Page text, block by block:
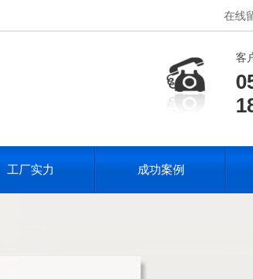
在线
客
工厂实力 成功案例